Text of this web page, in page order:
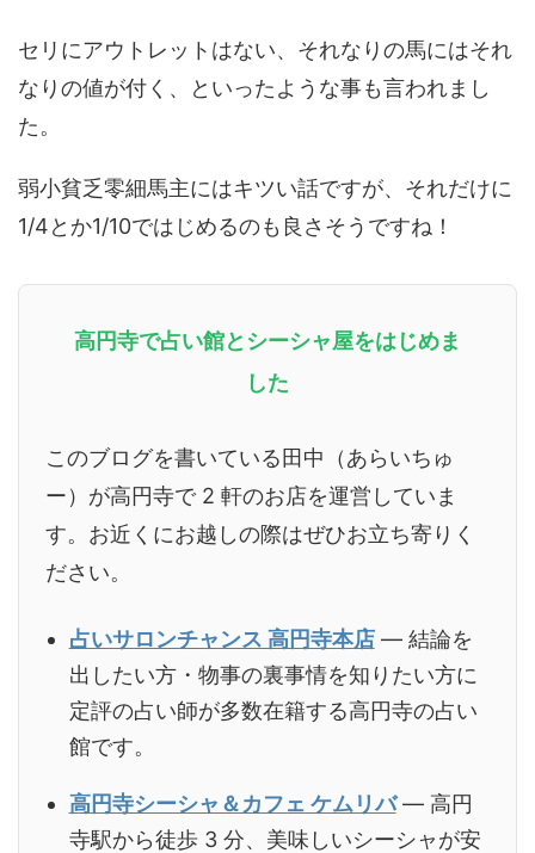
セリにアウトレットはない、それなりの馬にはそれ
なりの値が付く、といったような事も言われまし
た。
弱小貧乏零細馬主にはキツい話ですが、それだけに
1/4とか1/10ではじめるのも良さそうですね！
高円寺で占い館とシーシャ屋をはじめま
した
このブログを書いている田中（あらいちゅ
ー）が高円寺で 2 軒のお店を運営していま
す。お近くにお越しの際はぜひお立ち寄りく
ださい。
占いサロンチャンス 高円寺本店— 結論を
出したい方・物事の裏事情を知りたい方に
定評の占い師が多数在籍する高円寺の占い
館です。
高円寺シーシャ＆カフェ ケムリバ— 高円
寺駅から徒歩 3 分、美味しいシーシャが安